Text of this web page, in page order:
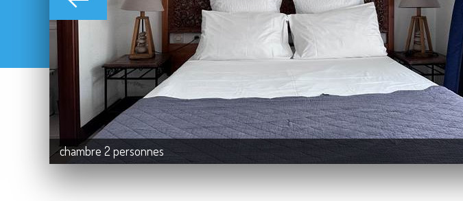
chambre 2 personnes